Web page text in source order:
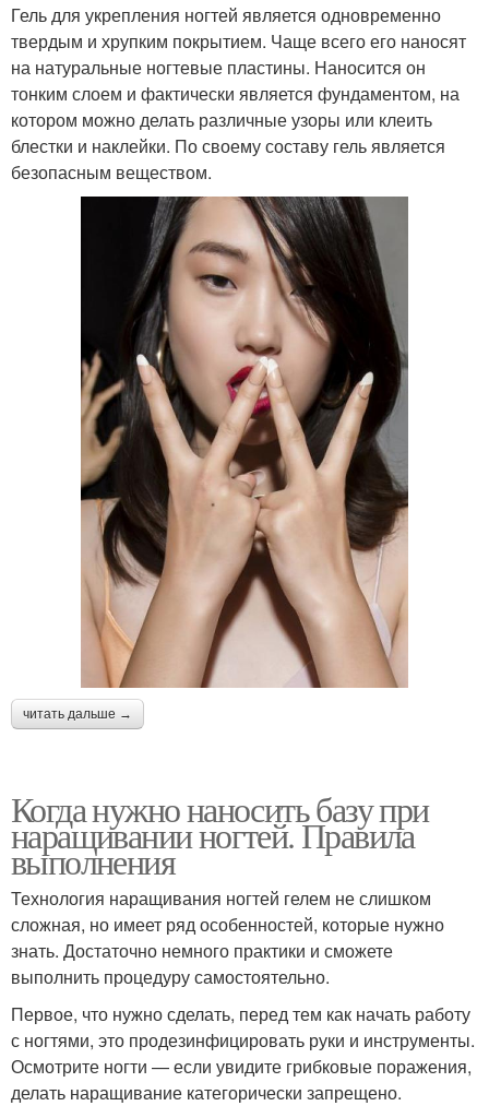
Гель для укрепления ногтей является одновременно
твердым и хрупким покрытием. Чаще всего его наносят
на натуральные ногтевые пластины. Наносится он
тонким слоем и фактически является фундаментом, на
котором можно делать различные узоры или клеить
блестки и наклейки. По своему составу гель является
безопасным веществом.
читать дальше →
Когда нужно наносить базу при
наращивании ногтей. Правила
выполнения
Технология наращивания ногтей гелем не слишком
сложная, но имеет ряд особенностей, которые нужно
знать. Достаточно немного практики и сможете
выполнить процедуру самостоятельно.
Первое, что нужно сделать, перед тем как начать работу
с ногтями, это продезинфицировать руки и инструменты.
Осмотрите ногти — если увидите грибковые поражения,
делать наращивание категорически запрещено.